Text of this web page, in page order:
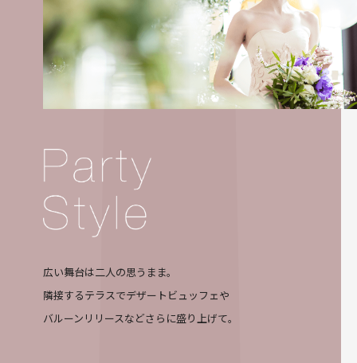
広い舞台は二人の思うまま。
隣接するテラスでデザートビュッフェや
バルーンリリースなどさらに盛り上げて。